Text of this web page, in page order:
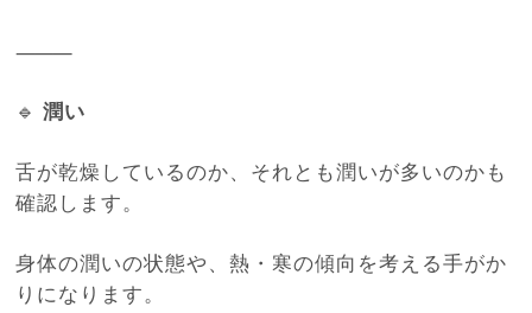
⸻
🔹 潤い
舌が乾燥しているのか、それとも潤いが多いのかも
確認します。
身体の潤いの状態や、熱・寒の傾向を考える手がか
りになります。